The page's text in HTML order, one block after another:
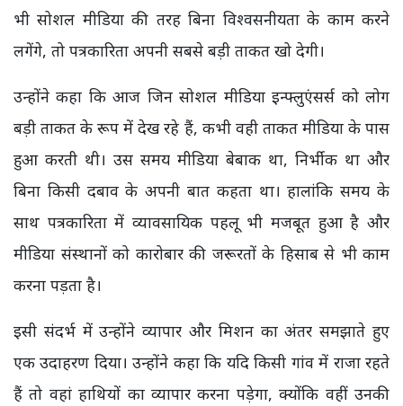
भी सोशल मीडिया की तरह बिना विश्वसनीयता के काम करने
लगेंगे, तो पत्रकारिता अपनी सबसे बड़ी ताकत खो देगी।
उन्होंने कहा कि आज जिन सोशल मीडिया इन्फ्लुएंसर्स को लोग
बड़ी ताकत के रूप में देख रहे हैं, कभी वही ताकत मीडिया के पास
हुआ करती थी। उस समय मीडिया बेबाक था, निर्भीक था और
बिना किसी दबाव के अपनी बात कहता था। हालांकि समय के
साथ पत्रकारिता में व्यावसायिक पहलू भी मजबूत हुआ है और
मीडिया संस्थानों को कारोबार की जरूरतों के हिसाब से भी काम
करना पड़ता है।
इसी संदर्भ में उन्होंने व्यापार और मिशन का अंतर समझाते हुए
एक उदाहरण दिया। उन्होंने कहा कि यदि किसी गांव में राजा रहते
हैं तो वहां हाथियों का व्यापार करना पड़ेगा, क्योंकि वहीं उनकी